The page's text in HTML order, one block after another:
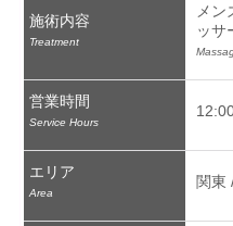
施術内容
Treatment
メ
ッサ
営業時間
Service Hours
エリア
Area
関東